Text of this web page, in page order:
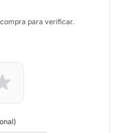
para verificar.